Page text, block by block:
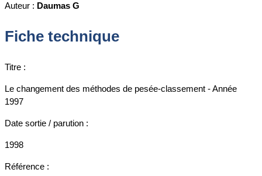
Auteur : Daumas G
Fiche technique
Titre :
Le changement des méthodes de pesée-classement - Année
1997
Date sortie / parution :
1998
Référence :